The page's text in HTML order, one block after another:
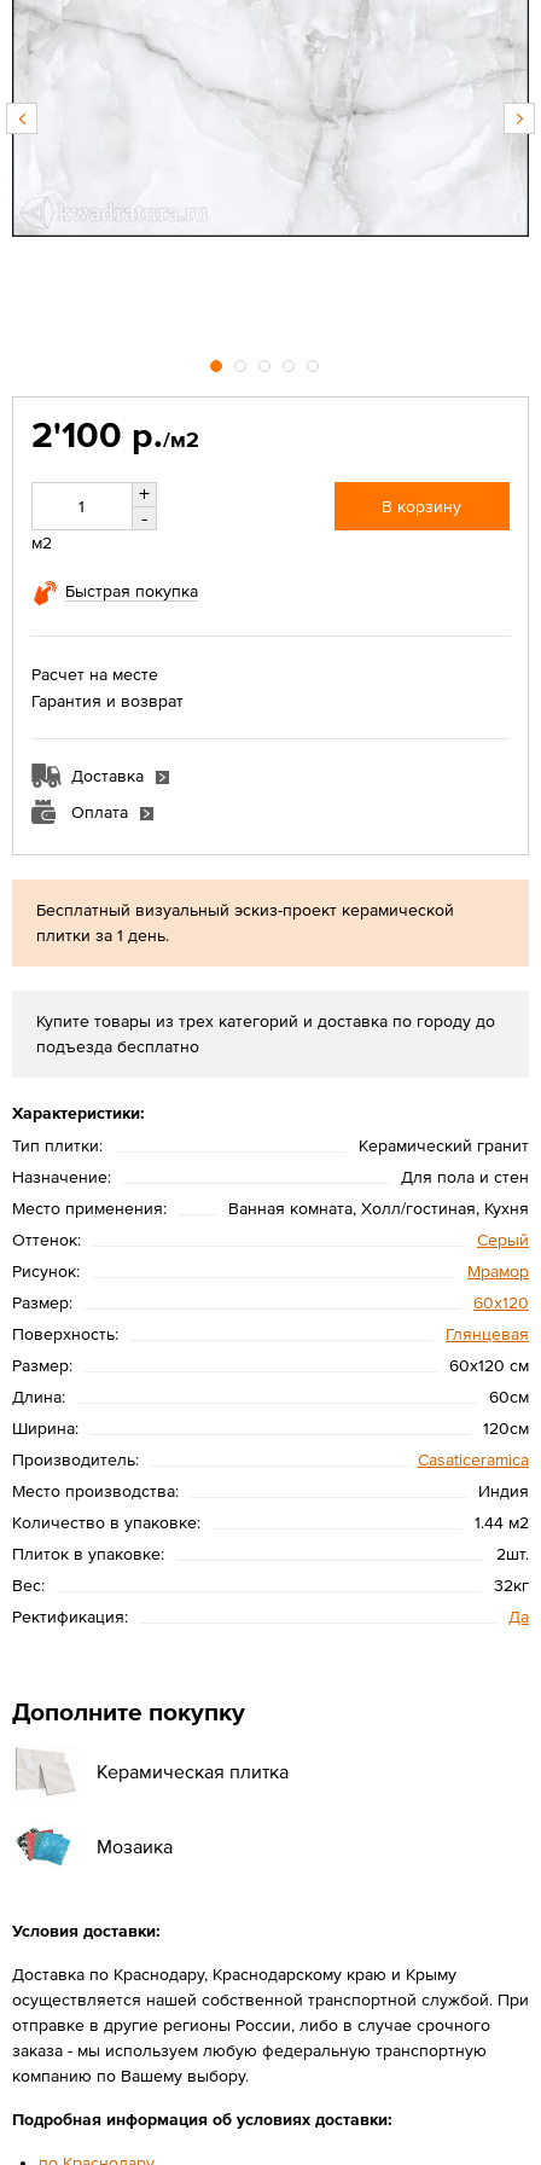
Бесплатный визуальный эскиз-проект керамической
плитки за 1 день.
Купите товары из трех категорий и доставка по городу до
подъезда бесплатно
Характеристики:
Тип плитки:
Керамический гранит
Назначение:
Для пола и стен
Место применения:
Ванная комната, Холл/гостиная, Кухня
Оттенок:
Серый
Рисунок:
Мрамор
Размер:
60х120
Поверхность:
Глянцевая
Размер:
60х120 см
Длина:
60см
Ширина:
120см
Производитель:
Casaticeramica
Место производства:
Индия
Количество в упаковке:
1.44 м2
Плиток в упаковке:
2шт.
Вес:
32кг
Ректификация:
Да
2'100 р./м2
+
-
м2
В корзину
Быстрая покупка
Расчет на месте
Гарантия и возврат
Доставка
Оплата
Дополните покупку
Керамическая плитка
Мозаика
Условия доставки:
Доставка по Краснодару, Краснодарскому краю и Крыму
осуществляется нашей собственной транспортной службой. При
отправке в другие регионы России, либо в случае срочного
заказа - мы используем любую федеральную транспортную
компанию по Вашему выбору.
Подробная информация об условиях доставки: